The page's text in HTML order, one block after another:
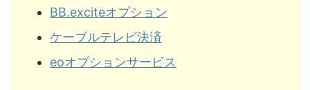
BB.exciteオプション
ケーブルテレビ決済
eoオプションサービス